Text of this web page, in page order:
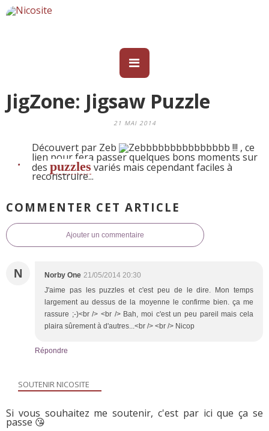
JigZone: Jigsaw Puzzle
21 MAI 2014
Découvert par Zeb , ce
lien pour fera passer quelques bons moments sur
des puzzles variés mais cependant faciles à
reconstruire...
COMMENTER CET ARTICLE
Ajouter un commentaire
N Norby One 21/05/2014 20:30
J'aime pas les puzzles et c'est peu de le dire. Mon temps
largement au dessus de la moyenne le confirme bien. ça me
rassure ;-)<br /> <br /> Bah, moi c'est un peu pareil mais cela
plaira sûrement à d'autres...<br /> <br /> Nicop
Répondre
SOUTENIR NICOSITE
Si vous souhaitez me soutenir, c'est par ici que ça se
passe 😘